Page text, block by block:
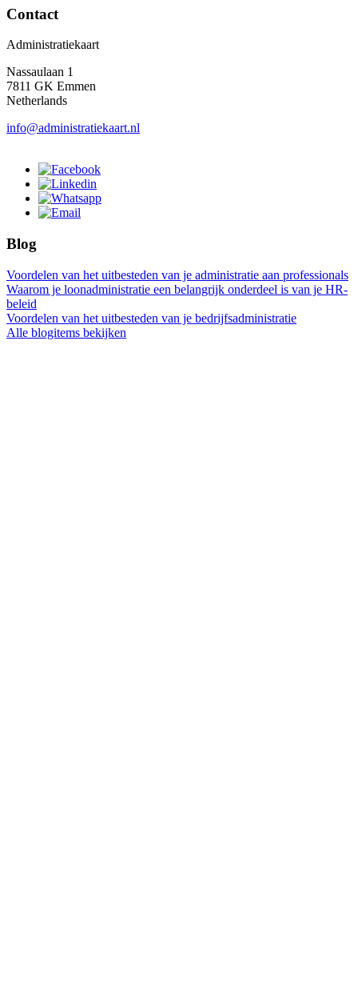
Contact
Administratiekaart
Nassaulaan 1
7811 GK Emmen
Netherlands
info@administratiekaart.nl
Blog
Voordelen van het uitbesteden van je administratie aan professionals
Waarom je loonadministratie een belangrijk onderdeel is van je HR-
beleid
Voordelen van het uitbesteden van je bedrijfsadministratie
Alle blogitems bekijken